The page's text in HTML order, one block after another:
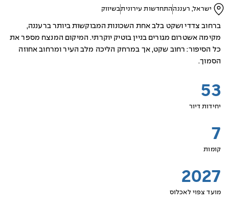
ישראל, רעננה התחדשות עירוניתבשיווק
ברחוב צדדי ושקט בלב אחת השכונות המבוקשות ביותר ברעננה,
מקימה אשטרום מגורים בניין בוטיק יוקרתי. המיקום המנצח מספר את
כל הסיפור: רחוב שקט, אך במרחק הליכה מלב העיר ומרחוב אחוזה
הסמוך.
53
יחידות דיור
7
קומות
2027
מועד צפוי לאכלוס